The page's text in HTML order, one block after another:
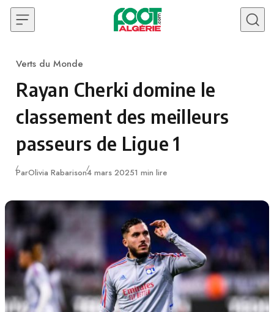
Skip to content
Category
Verts du Monde
Rayan Cherki domine le
classement des meilleurs
passeurs de Ligue 1
ParOlivia RabarisonPublié
4 mars 20251 min lire